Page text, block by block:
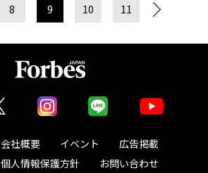
8 9 10 11
会社概要 イベント
広告掲載
個人情報保護方針 お問い合わせ